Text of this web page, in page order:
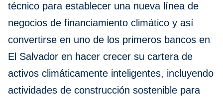
técnico para establecer una nueva línea de
negocios de financiamiento climático y así
convertirse en uno de los primeros bancos en
El Salvador en hacer crecer su cartera de
activos climáticamente inteligentes, incluyendo
actividades de construcción sostenible para